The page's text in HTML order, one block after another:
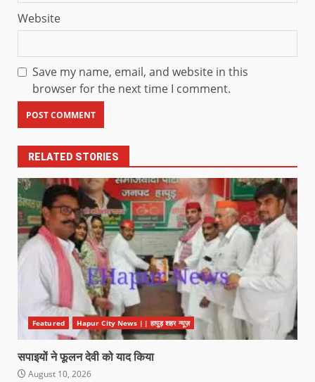
Website
Save my name, email, and website in this
browser for the next time I comment.
RELATED STORIES
Featured Hapur City News || हापुड़ शहर न्यूज़
सपाइयों ने फूलन देवी को याद किया
August 10, 2026